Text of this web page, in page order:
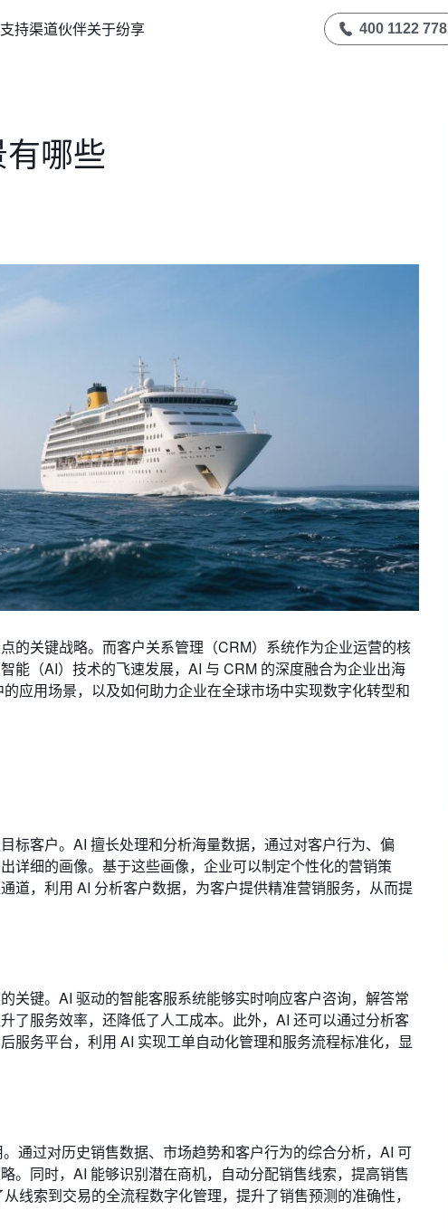
持渠道伙伴关于纷享 400 1122 778
哪些
的关键战略。而客户关系管理（CRM）系统作为企业运营的核
能（AI）技术的飞速发展，AI 与 CRM 的深度融合为企业出海
应用场景，以及如何助力企业在全球市场中实现数字化转型和
标客户。AI 擅长处理和分析海量数据，通过对客户行为、偏
详细的画像。基于这些画像，企业可以制定个性化的营销策
道，利用 AI 分析客户数据，为客户提供精准营销服务，从而提
关键。AI 驱动的智能客服系统能够实时响应客户咨询，解答常
了服务效率，还降低了人工成本。此外，AI 还可以通过分析客
服务平台，利用 AI 实现工单自动化管理和服务流程标准化，显
通过对历史销售数据、市场趋势和客户行为的综合分析，AI 可
。同时，AI 能够识别潜在商机，自动分配销售线索，提高销售
线索到交易的全流程数字化管理，提升了销售预测的准确性，